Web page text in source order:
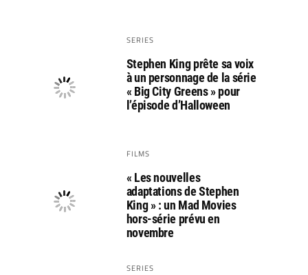
SERIES
Stephen King prête sa voix
à un personnage de la série
« Big City Greens » pour
l’épisode d’Halloween
FILMS
« Les nouvelles
adaptations de Stephen
King » : un Mad Movies
hors-série prévu en
novembre
SERIES